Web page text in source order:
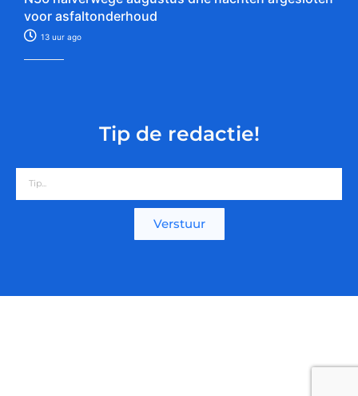
voor asfaltonderhoud
13 uur ago
Tip de redactie!
Verstuur